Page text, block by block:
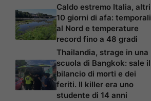
Caldo estremo Italia, altri
10 giorni di afa: temporali
al Nord e temperature
record fino a 48 gradi
Thailandia, strage in una
scuola di Bangkok: sale il
bilancio di morti e dei
feriti. Il killer era uno
studente di 14 anni